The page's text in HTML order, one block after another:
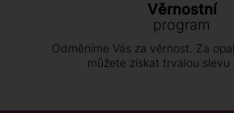
Věrnostní
program
Odměníme Vás za věrnost. Za
můžete získat trvalou slevu